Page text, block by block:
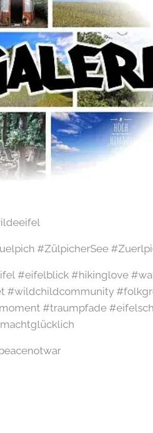
#ZülpicherSee
#eifelblick #hikinglove
#wildchildcommunity
#traumpfade